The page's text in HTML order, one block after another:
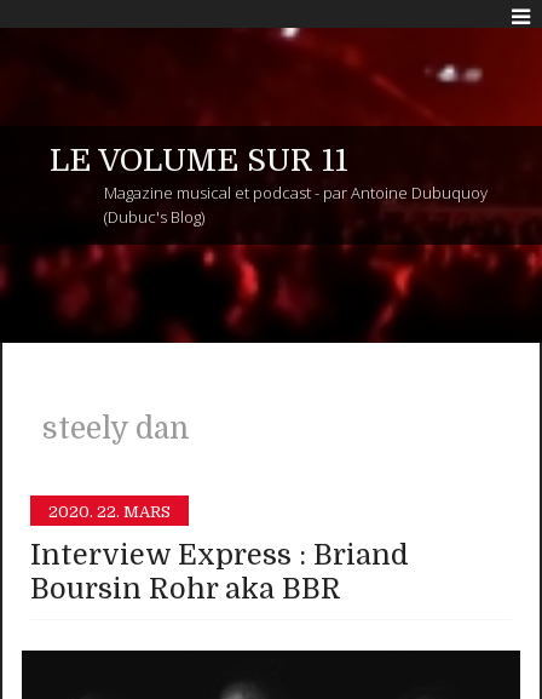
LE VOLUME SUR 11
Magazine musical et podcast - par Antoine Dubuquoy
(Dubuc's Blog)
steely dan
2020. 22. MARS
Interview Express : Briand
Boursin Rohr aka BBR